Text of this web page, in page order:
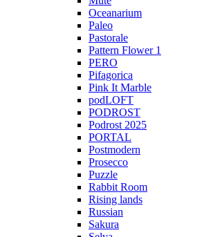
Oceanarium
Paleo
Pastorale
Pattern Flower 1
PERO
Pifagorica
Pink It Marble
podLOFT
PODROST
Podrost 2025
PORTAL
Postmodern
Prosecco
Puzzle
Rabbit Room
Rising lands
Russian
Sakura